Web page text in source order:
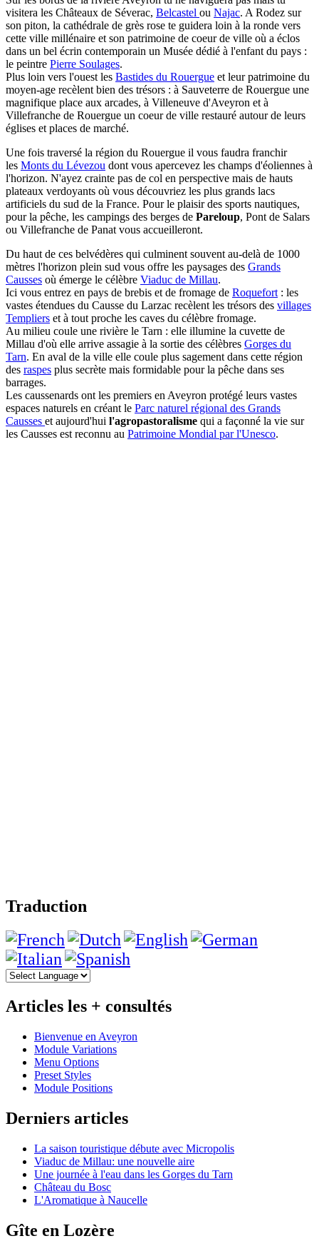
visitera les Châteaux de Séverac, Belcastel ou Najac. A Rodez sur
son piton, la cathédrale de grès rose te guidera loin à la ronde vers
cette ville millénaire et son patrimoine de coeur de ville où a éclos
dans un bel écrin contemporain un Musée dédié à l'enfant du pays :
le peintre Pierre Soulages.
Plus loin vers l'ouest les Bastides du Rouergue et leur patrimoine du
moyen-age recèlent bien des trésors : à Sauveterre de Rouergue une
magnifique place aux arcades, à Villeneuve d'Aveyron et à
Villefranche de Rouergue un coeur de ville restauré autour de leurs
églises et places de marché.
Une fois traversé la région du Rouergue il vous faudra franchir
les Monts du Lévezou dont vous apercevez les champs d'éoliennes à
l'horizon. N'ayez crainte pas de col en perspective mais de hauts
plateaux verdoyants où vous découvriez les plus grands lacs
artificiels du sud de la France. Pour le plaisir des sports nautiques,
pour la pêche, les campings des berges de Pareloup, Pont de Salars
ou Villefranche de Panat vous accueilleront.
Du haut de ces belvédères qui culminent souvent au-delà de 1000
mètres l'horizon plein sud vous offre les paysages des Grands
Causses où émerge le célèbre Viaduc de Millau.
Ici vous entrez en pays de brebis et de fromage de Roquefort : les
vastes étendues du Causse du Larzac recèlent les trésors des villages
Templiers et à tout proche les caves du célèbre fromage.
Au milieu coule une rivière le Tarn : elle illumine la cuvette de
Millau d'où elle arrive assagie à la sortie des célèbres Gorges du
Tarn. En aval de la ville elle coule plus sagement dans cette région
des raspes plus secrète mais formidable pour la pêche dans ses
barrages.
Les caussenards ont les premiers en Aveyron protégé leurs vastes
espaces naturels en créant le Parc naturel régional des Grands
Causses et aujourd'hui l'agropastoralisme qui a façonné la vie sur
les Causses est reconnu au Patrimoine Mondial par l'Unesco.
Traduction
Articles les + consultés
Bienvenue en Aveyron
Module Variations
Menu Options
Preset Styles
Module Positions
Derniers articles
La saison touristique débute avec Micropolis
Viaduc de Millau: une nouvelle aire
Une journée à l'eau dans les Gorges du Tarn
Château du Bosc
L'Aromatique à Naucelle
Gîte en Lozère